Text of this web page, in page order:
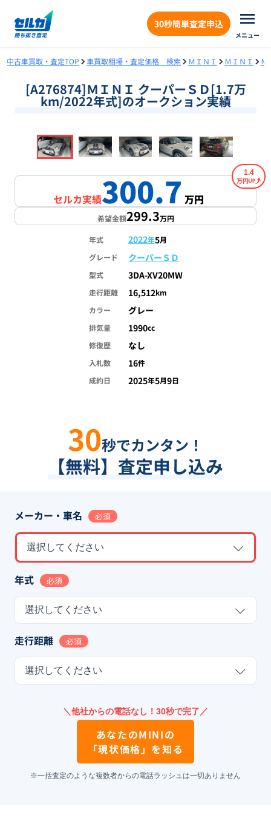
30秒簡単査定申込
メニュー
中古車買取・査定TOP 車買取相場・査定価格 検索 ＭＩＮＩ ＭＩＮＩ Ｍ
[A276874]ＭＩＮＩ クーパーＳＤ[1.7万
km/2022年式]のオークション実績
1/18
セルカ実績300.7万円
1.4
万円
希望金額299.3万円
年式 2022年5月
グレード
クーパーＳＤ
型式 3DA-XV20MW
走行距離 16,512km
カラー
グレー
排気量 1990cc
修復歴
なし
入札数 16件
成約日
2025年5月9日
30秒でカンタン！
【無料】査定申し込み
メーカー・車名 必須
選択してください
年式 必須
選択してください
走行距離 必須
選択してください
＼他社からの電話なし！30秒で完了／
あなたのMINIの
「現状価格」を知る
※一括査定のような複数者からの電話ラッシュは一切ありません